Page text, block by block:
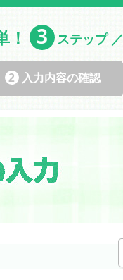
！ 3 ステップ ／
2 入力内容の確認